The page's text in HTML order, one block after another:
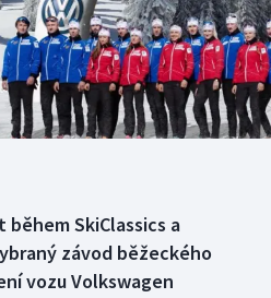
SkiClassics a
závod běžeckého
vozu Volkswagen